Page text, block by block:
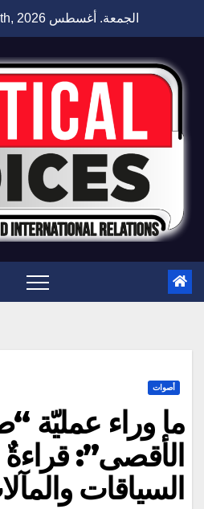
الجمعة. أغسطس 7th, 2026
أصوات
ما وراء عمليّة
الأقصى”:
السياقات